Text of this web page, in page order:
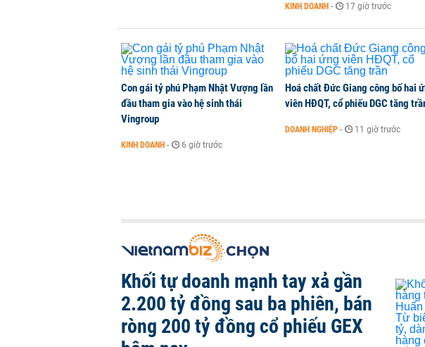
KINH DOANH - 17 giờ trước
Con gái tỷ phú Phạm Nhật Vượng lần
đầu tham gia vào hệ sinh thái
Vingroup
KINH DOANH - 6 giờ trước
Hoá chất Đức Giang công bố hai
viên HĐQT, cổ phiếu DGC tăng
DOANH NGHIỆP - 11 giờ trước
Khối tự doanh mạnh tay xả gần
2.200 tỷ đồng sau ba phiên, bán
ròng 200 tỷ đồng cổ phiếu GEX